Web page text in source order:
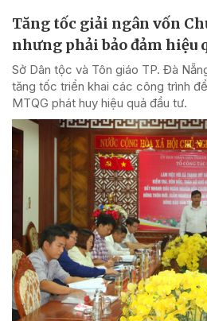
Tăng tốc giải ngân vốn
nhưng phải bảo đảm hiệu
Sở Dân tộc và Tôn giáo TP. Đà
tăng tốc triển khai các công trình
MTQG phát huy hiệu quả đầu tư.